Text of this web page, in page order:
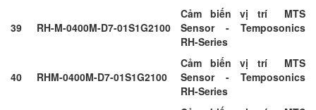
39 RH-M-0400M-D7-01S1G2100
Cảm biến vị trí MTS
Sensor - Temposonics
RH-Series
40 RHM-0400M-D7-01S1G2100
Cảm biến vị trí MTS
Sensor - Temposonics
RH-Series